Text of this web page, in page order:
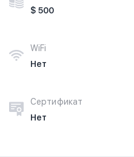
$ 500
WiFi
Нет
Сертификат
Нет